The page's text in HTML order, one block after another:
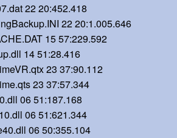
22 20:452.418
22 20:1.005.646
15 57:229.592
14 51:28.416
23 37:90.112
23 37:57.344
06 51:187.168
06 51:621.344
06 50:355.104